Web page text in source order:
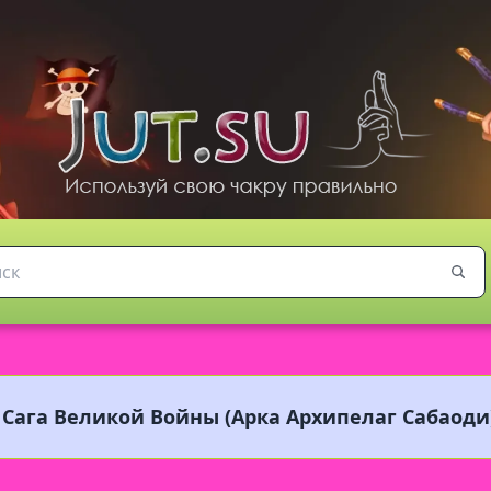
Великой Войны (Арка Архипелаг